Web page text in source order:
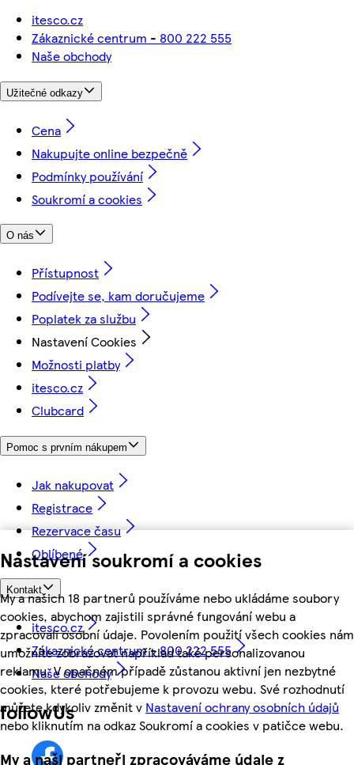
Nastavení soukromí a cookies
My a našich 18 partnerů používáme nebo ukládáme soubory
cookies, abychom zajistili správné fungování webu a
zpracovali osobní údaje. Povolením použití všech cookies nám
umožníte zobrazovat například také personalizovanou
reklamu. V opačném případě zůstanou aktivní jen nezbytné
cookies, které potřebujeme k provozu webu. Své rozhodnutí
můžete kdykoliv změnit v Nastavení ochrany osobních údajů
nebo kliknutím na odkaz Soukromí a cookies v patičce webu.
My a naši partneři zpracováváme údaje z
itesco.cz
Zákaznické centrum - 800 222 555
Naše obchody
Užitečné odkazy
Cena
Nakupujte online bezpečně
Podmínky používání
Soukromí a cookies
O nás
Přístupnost
Podívejte se, kam doručujeme
Poplatek za službu
Nastavení Cookies
Možnosti platby
itesco.cz
Clubcard
Pomoc s prvním nákupem
Jak nakupovat
Registrace
Rezervace času
Oblíbené
Kontakt
itesco.cz
Zákaznické centrum - 800 222 555
Naše obchody
followUs